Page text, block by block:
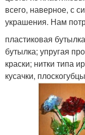
всего, наверное, с
украшения. Нам
пластиковая
бутылка; упругая
краски; нитки типа
кусачки,